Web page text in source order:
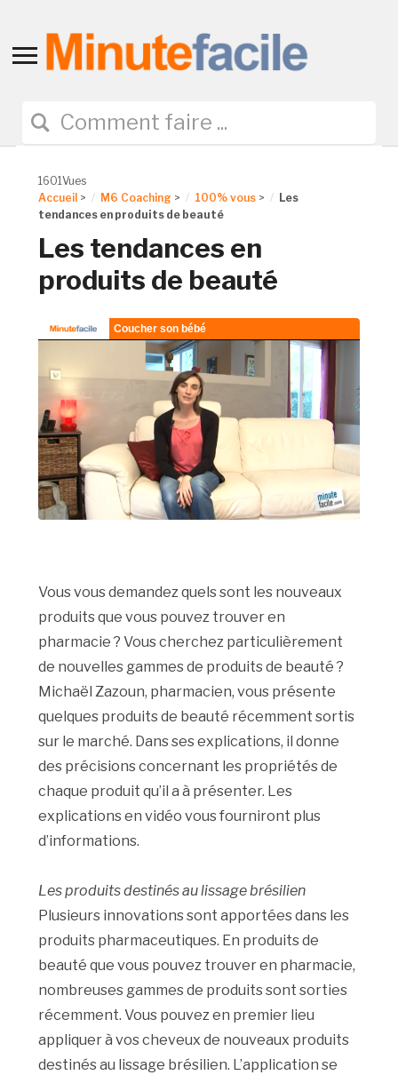
Toggle
navigation
1601Vues
Accueil > M6 Coaching > 100% vous >
Les
tendances en produits de beauté
Les tendances en
produits de beauté
Vous vous demandez quels sont les nouveaux
produits que vous pouvez trouver en
pharmacie ? Vous cherchez particulièrement
de nouvelles gammes de produits de beauté ?
Michaël Zazoun, pharmacien, vous présente
quelques produits de beauté récemment sortis
sur le marché. Dans ses explications, il donne
des précisions concernant les propriétés de
chaque produit qu’il a à présenter. Les
explications en vidéo vous fourniront plus
d’informations.
Les produits destinés au lissage brésilien
Plusieurs innovations sont apportées dans les
produits pharmaceutiques. En produits de
beauté que vous pouvez trouver en pharmacie,
nombreuses gammes de produits sont sorties
récemment. Vous pouvez en premier lieu
appliquer à vos cheveux de nouveaux produits
destinés au lissage brésilien. L’application se